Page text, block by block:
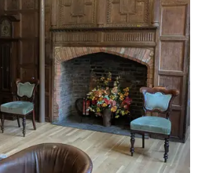
tournages et productions.